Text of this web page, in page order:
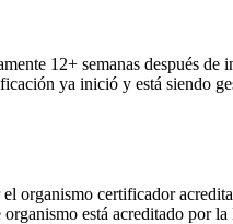
12+ semanas después
ya inició y está siendo
organismo certificador
está acreditado por